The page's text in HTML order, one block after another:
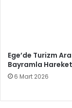
Ege’de Turizm
Bayramla
6 Mart 2026